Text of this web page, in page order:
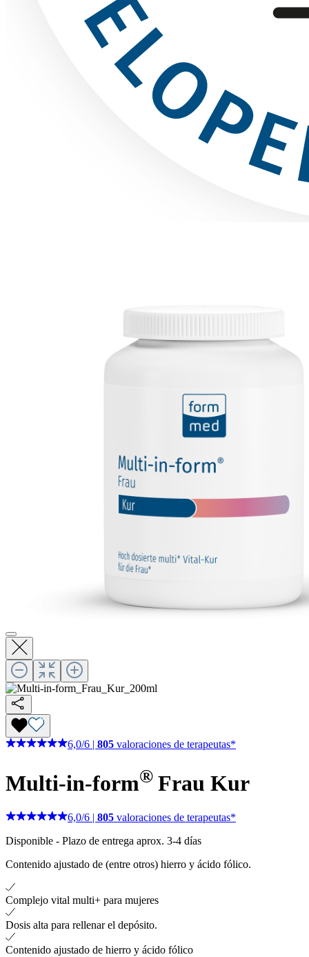
6,0/6 805 valoraciones de terapeutas*
Multi-in-form® Frau Kur
6,0/6 | 805 valoraciones de terapeutas*
Disponible - Plazo de entrega aprox. 3-4 días
Contenido ajustado de (entre otros) hierro y ácido fólico.
Complejo vital multi+ para mujeres
Dosis alta para rellenar el depósito.
Contenido ajustado de hierro y ácido fólico